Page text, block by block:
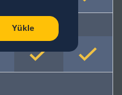
Yükle